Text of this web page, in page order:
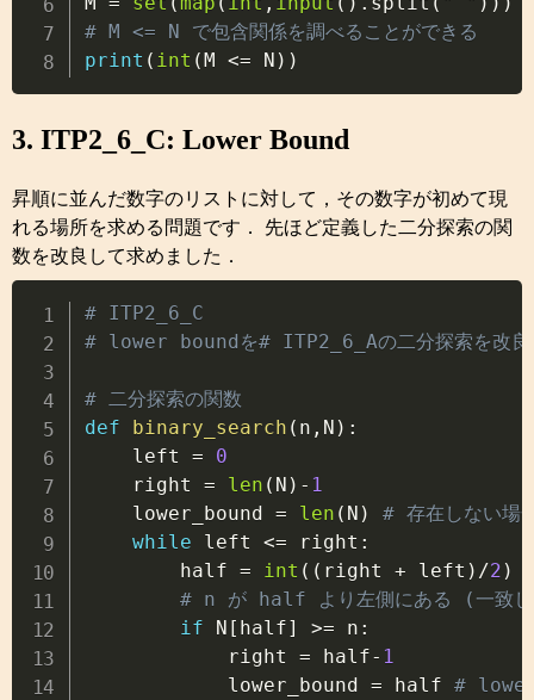
# M <= N で包含関係を調べることができる
print ( int (M <= N ) )
3. ITP2_6_C: Lower Bound
昇順に並んだ数字のリストに対して，その数字が初めて現
れる場所を求める問題です． 先ほど定義した二分探索の関
数を改良して求めました．
# ITP2_6_C
# lower boundを# ITP2_6_Aの二分探索を改良
# 二分探索の関数
def
binary_search ( n , N ) :
    left
=
0
    right
= len ( N ) - 1
    lower_bound
= len ( N )
# 存在しない場
while left <= right :
        half
= int ( ( right + left ) /2 )
# n が half より左側にある (一致して
if N [ half] >= n :
            right
= half- 1
            lower_bound
= half #